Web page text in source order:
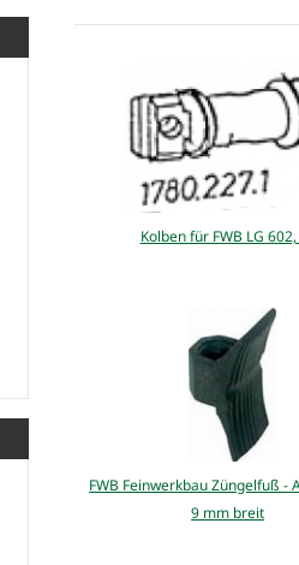
Kolben für FWB LG
FWB Feinwerkbau Züngelfuß -
9 mm breit